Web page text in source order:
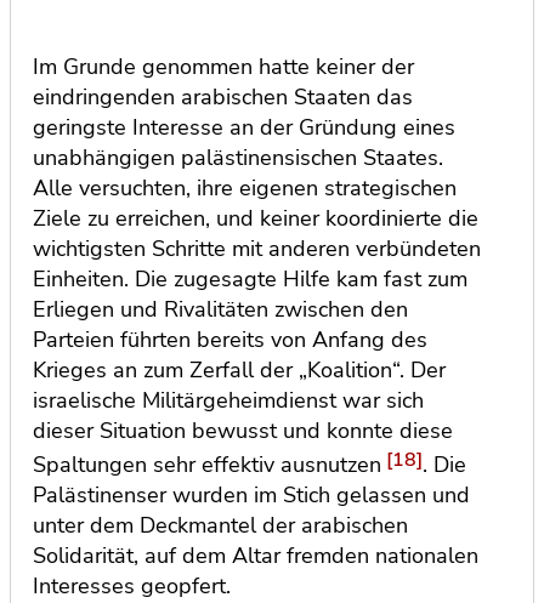
Im Grunde genommen hatte keiner der
eindringenden arabischen Staaten das
geringste Interesse an der Gründung eines
unabhängigen palästinensischen Staates.
Alle versuchten, ihre eigenen strategischen
Ziele zu erreichen, und keiner koordinierte die
wichtigsten Schritte mit anderen verbündeten
Einheiten. Die zugesagte Hilfe kam fast zum
Erliegen und Rivalitäten zwischen den
Parteien führten bereits von Anfang des
Krieges an zum Zerfall der „Koalition“. Der
israelische Militärgeheimdienst war sich
dieser Situation bewusst und konnte diese
Spaltungen sehr effektiv ausnutzen [18]. Die
Palästinenser wurden im Stich gelassen und
unter dem Deckmantel der arabischen
Solidarität, auf dem Altar fremden nationalen
Interesses geopfert.